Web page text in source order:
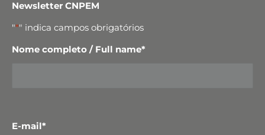
Newsletter CNPEM
"*" indica campos obrigatórios
Nome completo / Full name*
E-mail*